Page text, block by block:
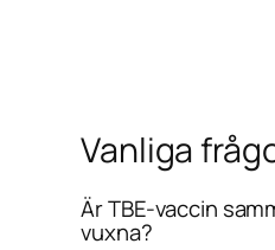
Vanliga
Är TBE-vaccin
vuxna?